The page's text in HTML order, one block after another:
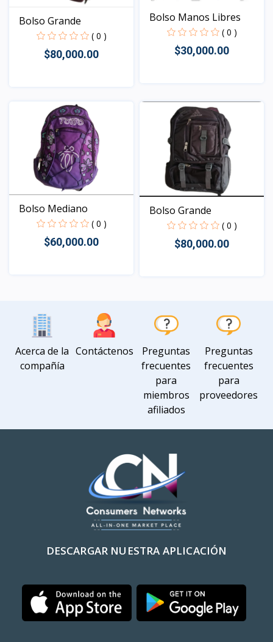
Bolso Grande
( 0 )
$80,000.00
Bolso Manos Libres
( 0 )
$30,000.00
Bolso Mediano
( 0 )
$60,000.00
Bolso Grande
( 0 )
$80,000.00
Acerca de la
compañía
Contáctenos
Preguntas
frecuentes
para
miembros
afiliados
Preguntas
frecuentes
para
proveedores
DESCARGAR NUESTRA APLICACIÓN